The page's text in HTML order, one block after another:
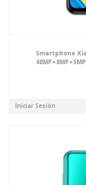
Smartphone
Iniciar Sesión